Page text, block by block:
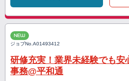
NEW
ジョブNo.A01493412
研修充実！業界未経験でも安
事務@平和通